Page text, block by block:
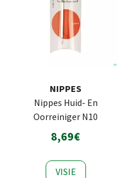
NIPPES
Nippes Huid- En
Oorreiniger N10
8,69€
VISIE